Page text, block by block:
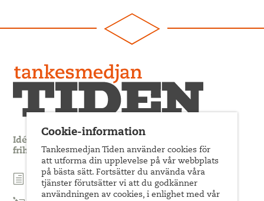
Idédebatt och analys som förnyar arbetarrörelsens
frihets- och jämlikhetssträvan
Prenumerera på nyhetsbrev
Cookie-information
Tankesmedjan Tiden använder cookies för
att utforma din upplevelse på vår webbplats
på bästa sätt. Fortsätter du använda våra
tjänster förutsätter vi att du godkänner
användningen av cookies, i enlighet med vår